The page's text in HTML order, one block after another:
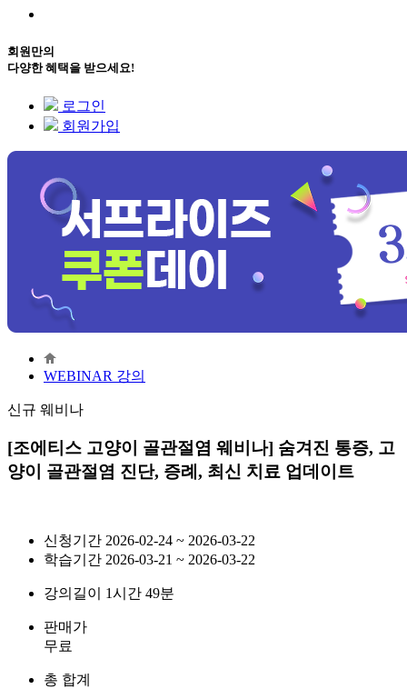
회원만의
다양한 혜택을 받으세요!
로그인
회원가입
WEBINAR 강의
신규 웨비나
[조에티스 고양이 골관절염 웨비나] 숨겨진 통증, 고
양이 골관절염 진단, 증례, 최신 치료 업데이트
신청기간 2026-02-24 ~ 2026-03-22
학습기간 2026-03-21 ~ 2026-03-22
강의길이 1시간 49분
판매가
무료
총 합계